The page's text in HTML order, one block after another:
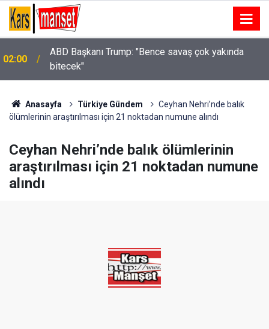
01:46
Ön tekerleği arızalandığı iddia edilen arazi aracı
PTS direğine çarptı: 1 yaralı
Anasayfa Türkiye Gündem
Ceyhan Nehri’nde balık
ölümlerinin araştırılması için 21 noktadan numune alındı
Ceyhan Nehri’nde balık ölümlerinin
araştırılması için 21 noktadan numune
alındı